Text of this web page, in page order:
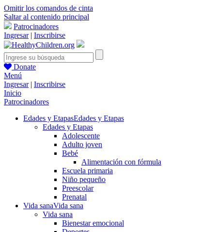
Omitir los comandos de cinta
Saltar al contenido principal
Patrocinadores
Ingresar| Inscribirse
Donate
Menú
Ingresar| Inscribirse
Inicio
Patrocinadores
Edades y EtapasEdades y Etapas
Edades y Etapas
Adolescente
Adulto joven
Bebé
Alimentación con fórmula
Escuela primaria
Niño pequeño
Preescolar
Prenatal
Vida sanaVida sana
Vida sana
Bienestar emocional